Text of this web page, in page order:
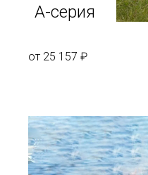
A-серия
от 25 157 ₽